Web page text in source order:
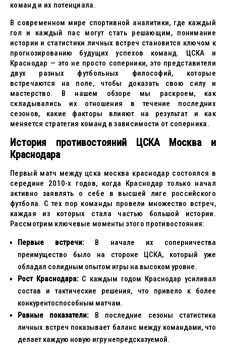
команд и их потенциала.
В современном мире спортивной аналитики, где каждый
гол и каждый пас могут стать решающим, понимание
истории и статистики личных встреч становится ключом к
прогнозированию будущих успехов команд. ЦСКА и
Краснодар — это не просто соперники, это представители
двух разных футбольных философий, которые
встречаются на поле, чтобы доказать свою силу и
мастерство. В нашем обзоре мы раскроем, как
складывались их отношения в течение последних
сезонов, какие факторы влияют на результат и как
меняется стратегия команд в зависимости от соперника.
История противостояний ЦСКА Москва и
Краснодара
Первый матч между цска москва краснодар состоялся в
середине 2010-х годов, когда Краснодар только начал
активно заявлять о себе в высшей лиге российского
футбола. С тех пор команды провели множество встреч,
каждая из которых стала частью большой истории.
Рассмотрим ключевые моменты этого противостояния:
Первые встречи:В начале их соперничества
преимущество было на стороне ЦСКА, который уже
обладал солидным опытом игры на высоком уровне.
Рост Краснодара:С каждым годом Краснодар усиливал
состав и тактические решения, что привело к более
конкурентоспособным матчам.
Равные показатели:В последние сезоны статистика
личных встреч показывает баланс между командами, что
делает каждую новую игру непредсказуемой.